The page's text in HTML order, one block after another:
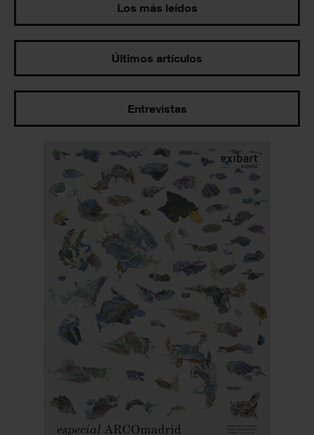
Los más leídos
Últimos artículos
Entrevistas